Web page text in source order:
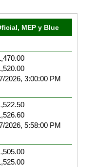
MEP y Blue
2026, 3:00:00 PM
2026, 5:58:00 PM